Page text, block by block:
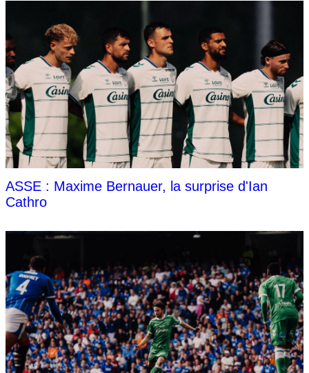
ASSE : Maxime Bernauer, la surprise d'Ian
Cathro